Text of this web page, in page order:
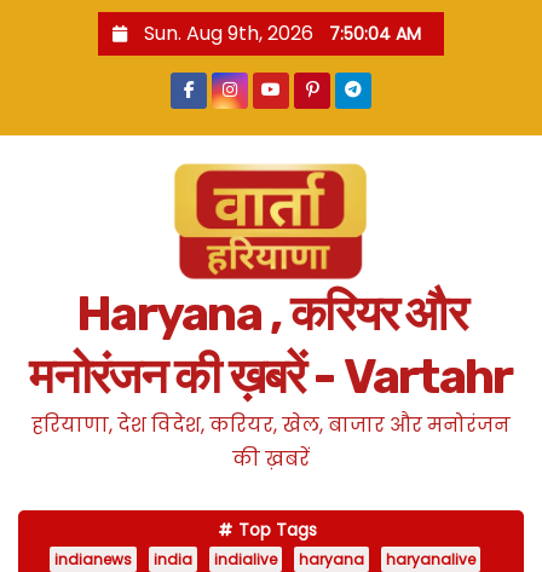
Sun. Aug 9th, 2026 7:50:05 AM
Haryana , करियर और
मनोरंजन की ख़बरें - Vartahr
हरियाणा, देश विदेश, करियर, खेल, बाजार और मनोरंजन
की ख़बरें
Top Tags
indianews india indialive haryana
haryanalive